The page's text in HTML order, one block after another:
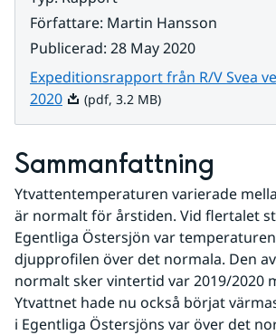
Författare: Martin Hansson
Publicerad: 28 May 2020
Expeditionsrapport från R/V Svea
2020Pdf, 3.2 MB.
(pdf, 3.2 MB)
Sammanfattning
Ytvattentemperaturen varierade
är normalt för årstiden. Vid flertalet
Egentliga Östersjön var
djupprofilen över det normala. Den
normalt sker vintertid var 2019/2020
Ytvattnet hade nu också börjat
i Egentliga Östersjöns var över det